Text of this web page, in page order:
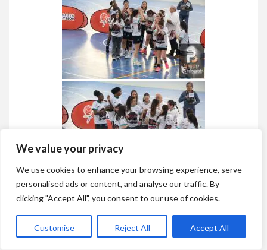
We value your privacy
We use cookies to enhance your browsing experience, serve
personalised ads or content, and analyse our traffic. By
clicking "Accept All", you consent to our use of cookies.
Customise Reject All Accept All